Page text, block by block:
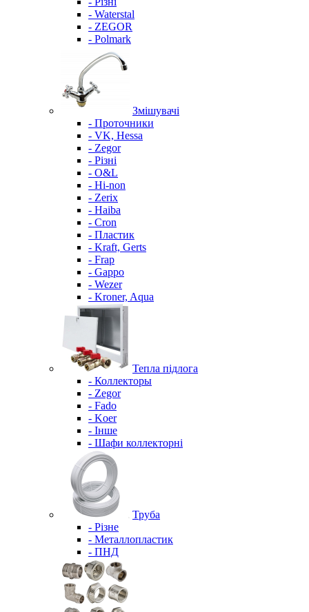
- Waterstal
- ZEGOR
- Polmark
Змішувачі
- Проточники
- VK, Hessa
- Zegor
- Різні
- O&L
- Hi-non
- Zerix
- Haiba
- Cron
- Пластик
- Kraft, Gerts
- Frap
- Gappo
- Wezer
- Kroner, Aqua
Тепла підлога
- Коллекторы
- Zegor
- Fado
- Koer
- Інше
- Шафи коллекторні
Труба
- Різне
- Металлопластик
- ПНД